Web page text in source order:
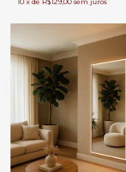
10 x de R$129,00 sem juros